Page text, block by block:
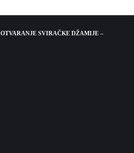
OTVARANJE SVIRAČKE DŽAMIJE –